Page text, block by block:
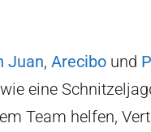
Juan, Arecibound
eine
Team helfen,